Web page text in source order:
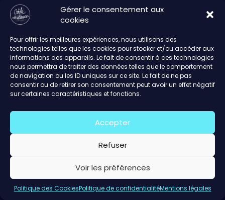
Gérer le consentement aux
cookies
Pour offrir les meilleures expériences, nous utilisons des
technologies telles que les cookies pour stocker et/ou accéder aux
informations des appareils. Le fait de consentir à ces technologies
nous permettra de traiter des données telles que le comportement
de navigation ou les ID uniques sur ce site. Le fait de ne pas
consentir ou de retirer son consentement peut avoir un effet négatif
sur certaines caractéristiques et fonctions.
Accepter
Refuser
Voir les préférences
Politique des CookiesPolitique de confidentialitéMentions légales